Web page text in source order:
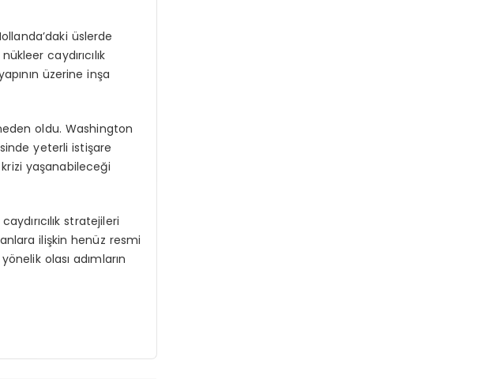
üslerde
caydırıcılık
üzerine inşa
oldu. Washington
yeterli istişare
yaşanabileceği
stratejileri
ilişkin henüz resmi
olası adımların